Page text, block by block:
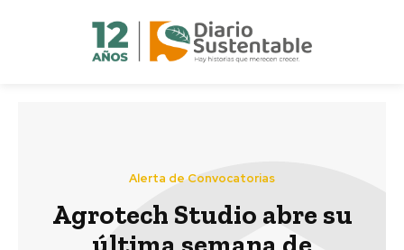
Alerta de Convocatorias
Agrotech Studio abre su